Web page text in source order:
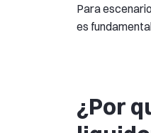
Para
es
¿Por